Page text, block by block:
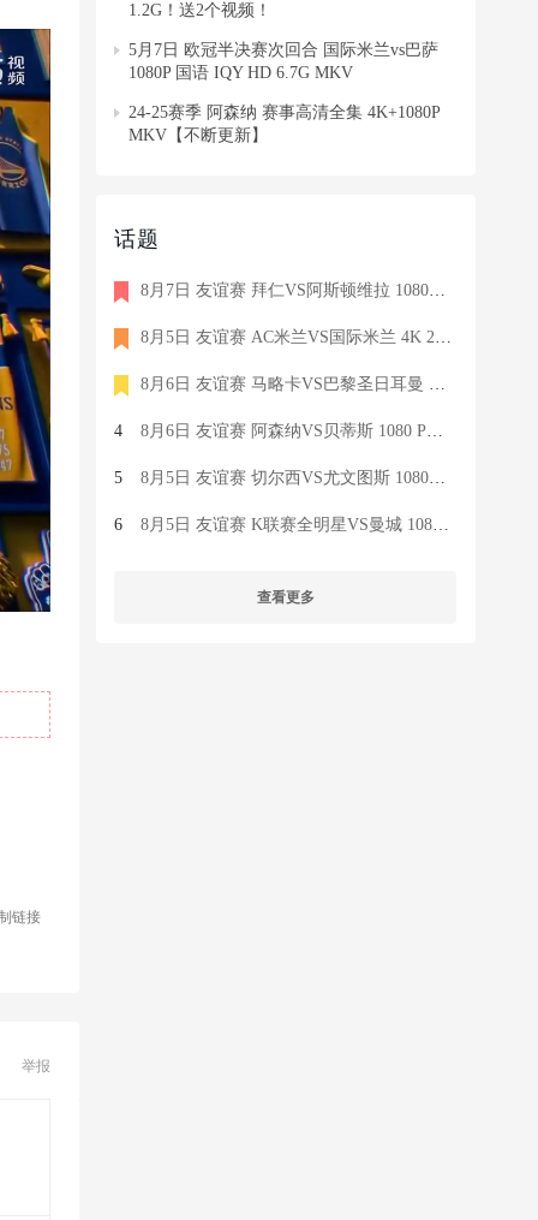
链接
举报
1.2G！送2个视频！
5月7日 欧冠半决赛次回合 国际米兰vs巴萨
1080P 国语 IQY HD 6.7G MKV
24-25赛季 阿森纳 赛事高清全集 4K+1080P
MKV【不断更新】
话题
8月7日 友谊赛 拜仁VS阿斯顿维拉 1080P 国语 MIGU HD 8.5G MP4
8月5日 友谊赛 AC米兰VS国际米兰 4K 2160P 荷语 ZIGGO HD 19G TS
8月6日 友谊赛 马略卡VS巴黎圣日耳曼 1080 SKY 德语 6.9G TS
4 8月6日 友谊赛 阿森纳VS贝蒂斯 1080 PRE 英语 9.1G TS
5 8月5日 友谊赛 切尔西VS尤文图斯 1080P 国语 MIGU HD 6.9G MP4
6 8月5日 友谊赛 K联赛全明星VS曼城 1080P 国语 MIGU HD 7.1G MP4
查看更多